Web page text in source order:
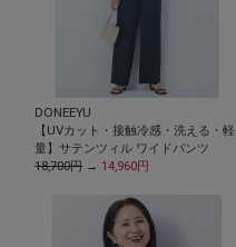
DONEEYU
【UVカット・接触冷感・洗える・軽
量】サテンツィル ワイドパンツ
18,700円→ 14,960円